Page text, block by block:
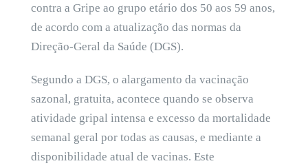
contra a Gripe ao grupo etário dos 50 aos 59 anos,
de acordo com a atualização das normas da
Direção-Geral da Saúde (DGS).
Segundo a DGS, o alargamento da vacinação
sazonal, gratuita, acontece quando se observa
atividade gripal intensa e excesso da mortalidade
semanal geral por todas as causas, e mediante a
disponibilidade atual de vacinas. Este